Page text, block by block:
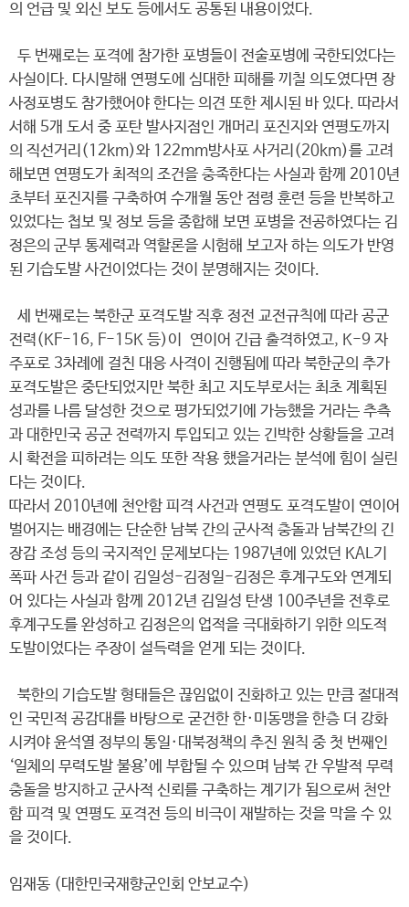
의 언급 및 외신 보도 등에서도 공통된 내용이었다.
두 번째로는 포격에 참가한 포병들이 전술포병에 국한되었다는
사실이다. 다시말해 연평도에 심대한 피해를 끼칠 의도였다면 장
사정포병도 참가했어야 한다는 의견 또한 제시된 바 있다. 따라서
서해 5개 도서 중 포탄 발사지점인 개머리 포진지와 연평도까지
의 직선거리(12km)와 122mm방사포 사거리(20km)를 고려
해보면 연평도가 최적의 조건을 충족한다는 사실과 함께 2010년
초부터 포진지를 구축하여 수개월 동안 점령 훈련 등을 반복하고
있었다는 첩보 및 정보 등을 종합해 보면 포병을 전공하였다는 김
정은의 군부 통제력과 역할론을 시험해 보고자 하는 의도가 반영
된 기습도발 사건이었다는 것이 분명해지는 것이다.
세 번째로는 북한군 포격도발 직후 정전 교전규칙에 따라 공군
전력(KF-16, F-15K 등)이 연이어 긴급 출격하였고, K-9 자
주포로 3차례에 걸친 대응 사격이 진행됨에 따라 북한군의 추가
포격도발은 중단되었지만 북한 최고 지도부로서는 최초 계획된
성과를 나름 달성한 것으로 평가되었기에 가능했을 거라는 추측
과 대한민국 공군 전력까지 투입되고 있는 긴박한 상황들을 고려
시 확전을 피하려는 의도 또한 작용 했을거라는 분석에 힘이 실린
다는 것이다.
따라서 2010년에 천안함 피격 사건과 연평도 포격도발이 연이어
벌어지는 배경에는 단순한 남북 간의 군사적 충돌과 남북간의 긴
장감 조성 등의 국지적인 문제보다는 1987년에 있었던 KAL기
폭파 사건 등과 같이 김일성-김정일-김정은 후계구도와 연계되
어 있다는 사실과 함께 2012년 김일성 탄생 100주년을 전후로
후계구도를 완성하고 김정은의 업적을 극대화하기 위한 의도적
도발이었다는 주장이 설득력을 얻게 되는 것이다.
북한의 기습도발 형태들은 끊임없이 진화하고 있는 만큼 절대적
인 국민적 공감대를 바탕으로 굳건한 한·미동맹을 한층 더 강화
시켜야 윤석열 정부의 통일·대북정책의 추진 원칙 중 첫 번째인
‘일체의 무력도발 불용’에 부합될 수 있으며 남북 간 우발적 무력
충돌을 방지하고 군사적 신뢰를 구축하는 계기가 됨으로써 천안
함 피격 및 연평도 포격전 등의 비극이 재발하는 것을 막을 수 있
을 것이다.
임재동 (대한민국재향군인회 안보교수)